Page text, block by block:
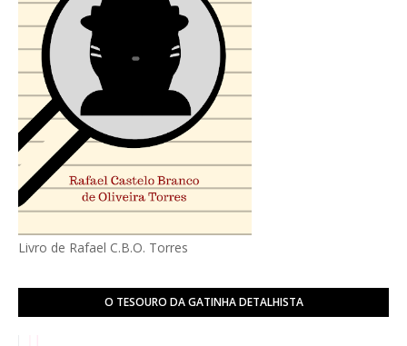
Livro de Rafael C.B.O. Torres
O TESOURO DA GATINHA DETALHISTA